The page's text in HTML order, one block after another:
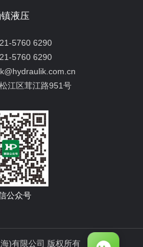
液压
5760 6290
5760 6290
江区茸江路951号
公众号
)有限公司 版权所有